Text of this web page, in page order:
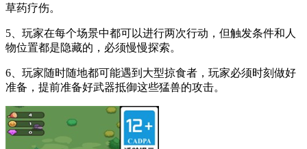
草药疗伤。
5、玩家在每个场景中都可以进行两次行动，但触发条件和人
物位置都是隐藏的，必须慢慢探索。
6、玩家随时随地都可能遇到大型掠食者，玩家必须时刻做好
准备，提前准备好武器抵御这些猛兽的攻击。